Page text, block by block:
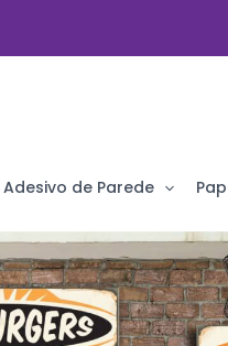
Adesivo de Parede